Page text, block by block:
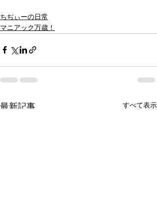
ちぢぃーの日常
マニアック万歳！
最新記事 すべて表示